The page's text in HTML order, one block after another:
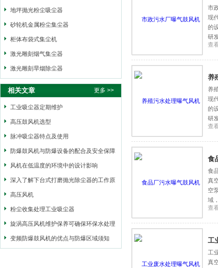
地坪抛光粉尘吸尘器
砂轮机金属粉尘集尘器
柜体布袋式集尘机
激光雕刻烟气集尘器
激光雕刻旱烟除尘器
相关文章 更多 >>
工业吸尘器定期维护
高压鼓风机选型
脉冲吸尘器特点及使用
防爆鼓风机与防爆设备的配合及安全保障
措施
风机在低温度的环境中的设计影响
深入了解下台式打磨抛光除尘器的工作原
理
高压风机
粉尘收集处理工业吸尘器
旋涡高压风机维护保养可确保环保水处理
风机的正常运行
变频防爆鼓风机的优点与防爆区域须知
市
现
的
研
查
养
养
现
的
研
查
食
食
真
空
域
查
工
工
真